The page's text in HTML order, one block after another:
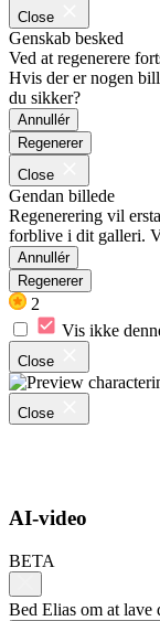
Close
Genskab besked
Ved at regenerere
Hvis der er nogen
du sikker?
Annullér
Regenerer
Close
Gendan billede
Regenerering vil
forblive i dit galleri.
Annullér
Regenerer
2
Vis ikke
Close
Close
AI-video
BETA
Bed Elias om at lave